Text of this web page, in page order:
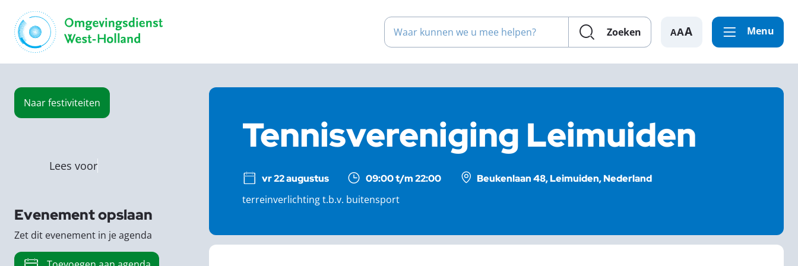
Waar kunnen we u mee helpen?
Zoeken A Menu
Naarfestiviteiten
Tennisvereniging Leimuiden
vr 22 augustus 09:00 t/m 22:00
Beukenlaan 48, Leimuiden, Nederland
terreinverlichting t.b.v. buitensport
Lees voor
Evenement opslaan
Zet dit evenement in je agenda